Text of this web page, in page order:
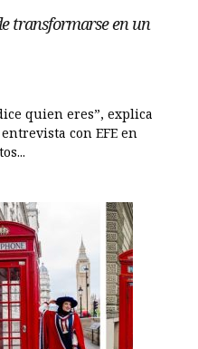
transformarse en un
quien eres”, explica
con EFE en